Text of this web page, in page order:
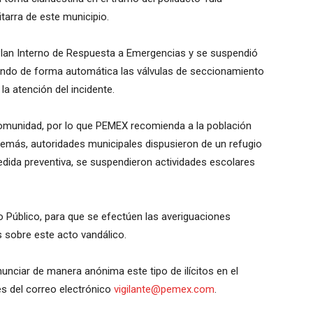
de este municipio.
Interno de Respuesta a Emergencias y se suspendió
de forma automática las válvulas de seccionamiento
atención del incidente.
por lo que PEMEX recomienda a la población
autoridades municipales dispusieron de un refugio
preventiva, se suspendieron actividades escolares
Público, para que se efectúen las averiguaciones
sobre este acto vandálico.
de manera anónima este tipo de ilícitos en el
del correo electrónico vigilante@pemex.com.